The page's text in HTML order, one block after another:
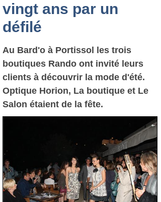
vingt ans par un
défilé
Au Bard'o à Portissol les trois
boutiques Rando ont invité leurs
clients à découvrir la mode d'été.
Optique Horion, La boutique et Le
Salon étaient de la fête.